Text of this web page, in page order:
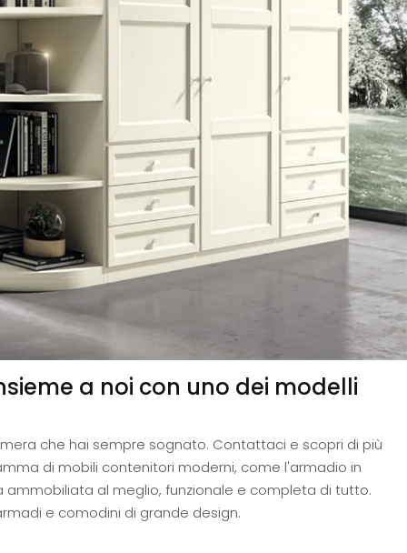
a noi con uno dei modelli
che hai sempre sognato. Contattaci e scopri di più
di mobili contenitori moderni, come l'armadio in
al meglio, funzionale e completa di tutto.
e comodini di grande design.